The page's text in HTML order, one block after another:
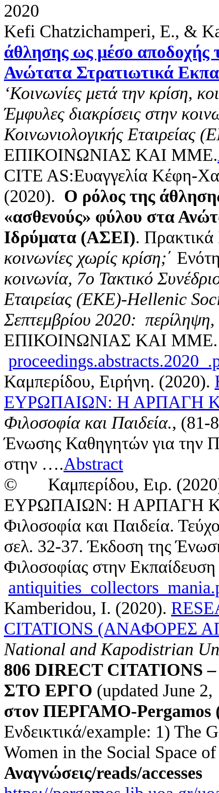
2020
Kefi Chatzichamperi, E., &
άθλησης ως μέσο αποδοχής
Ανώτατα Στρατιωτικά
‘Κοινωνίες μετά την κρίση,
Έμφυλες διακρίσεις στην
Κοινωνιολογικής Εταιρείας
ΕΠΙΚΟΙΝΩΝΙΑΣ ΚΑΙ ΜΜΕ.
CITE AS:Ευαγγελία Κέφη-
(2020). Ο ρόλος της
«ασθενούς» φύλου στα
Ιδρύματα (ΑΣΕΙ). Πρακτικά
κοινωνίες χωρίς κρίση;΄
κοινωνία, 7ο Τακτικό
Εταιρείας (ΕΚΕ)-Hellenic
Σεπτεμβρίου 2020:
ΕΠΙΚΟΙΝΩΝΙΑΣ ΚΑΙ ΜΜΕ.
Καμπερίδου, Ειρήνη. (2020).
ΕΥΡΩΠΑΙΩΝ: Η ΑΡΠΑΓΗ
Φιλοσοφία και Παιδεία., (81-
Ένωσης Καθηγητών για την
στην ….Abstract
© Καμπερίδου, Ειρ.
ΕΥΡΩΠΑΙΩΝ: Η ΑΡΠΑΓΗ
Φιλοσοφία και Παιδεία.
σελ. 32-37. Έκδοση της
Φιλοσοφίας στην
Kamberidou, I. (2020).
CITATIONS (ΑΝΑΦΟΡΕΣ
National and Kapodistrian
806 DIRECT CITATIONS
ΣΤΟ ΕΡΓΟ (updated June
στον ΠΕΡΓΑΜΟ-Pergamos
Ενδεικτικά/example: 1) The
Women in the Social Space
Αναγνώσεις/reads/accesses